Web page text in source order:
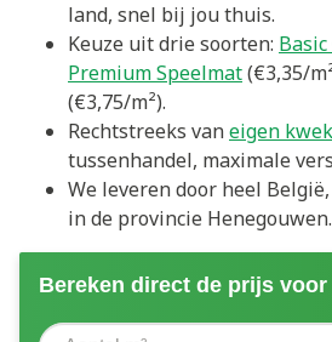
land, snel bij jou thuis.
Keuze uit drie soorten:
Premium Speelmat(€3,35/
(€3,75/m²).
Rechtstreeks vaneigen
tussenhandel, maximale
We leveren door heel
in de provincie Henegouwen.
Bereken direct de prijs